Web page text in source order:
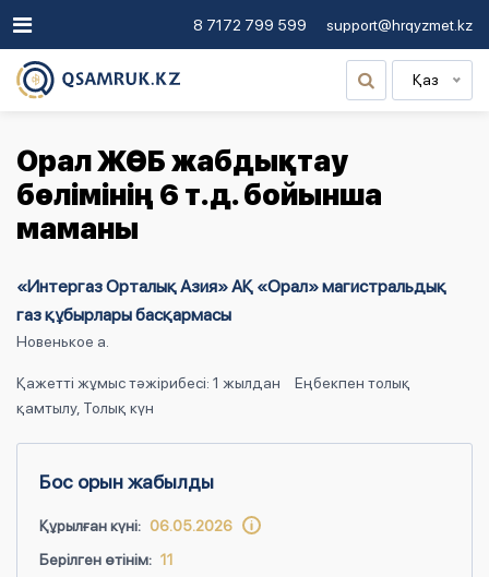
8 7172 799 599 support@hrqyzmet.kz
Қаз
Орал ЖӨБ жабдықтау
бөлімінің 6 т.д. бойынша
маманы
«Интергаз Орталық Азия» АҚ «Орал» магистральдық
газ құбырлары басқармасы
Новенькое а.
Қажетті жұмыс тәжірибесі: 1 жылдан
Еңбекпен толық
қамтылу, Толық күн
Бос орын жабылды
Құрылған күні: 06.05.2026
Берілген өтінім: 11